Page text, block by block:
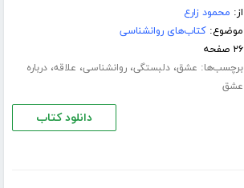
از: محمود زارع
موضوع:کتاب‌های روانشناسی
۲۶ صفحه
برچسب‌ها: عشق،دلبستگی،روانشناسی، علاقه،درباره
عشق
دانلود کتاب